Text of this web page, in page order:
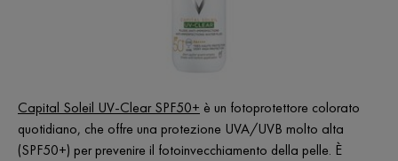
Capital Soleil UV-Clear SPF50+ è un fotoprotettore colorato
quotidiano, che offre una protezione UVA/UVB molto alta
(SPF50+) per prevenire il fotoinvecchiamento della pelle. È